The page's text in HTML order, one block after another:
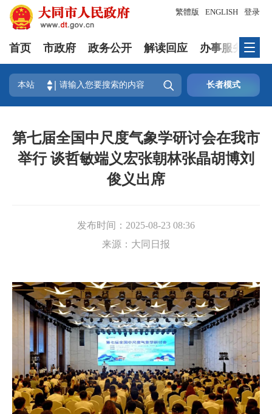
登录
繁體版 ENGLISH
首页 市政府 政务公开 解读回应 办事服务
本站  长者模式
第七届全国中尺度气象学研讨会在我市
举行 谈哲敏端义宏张朝林张晶胡博刘
俊义出席
发布时间： 2025-08-23 08:36
来源： 大同日报